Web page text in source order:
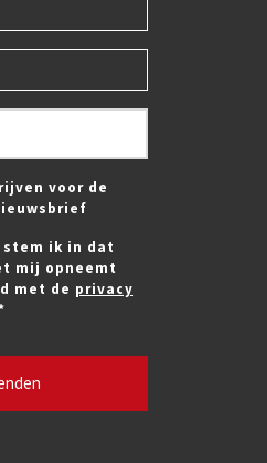
voor de
ik in dat
mij opneemt
met de privacy